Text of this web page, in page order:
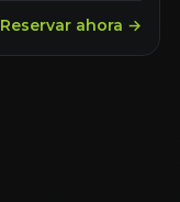
Reservar ahora →